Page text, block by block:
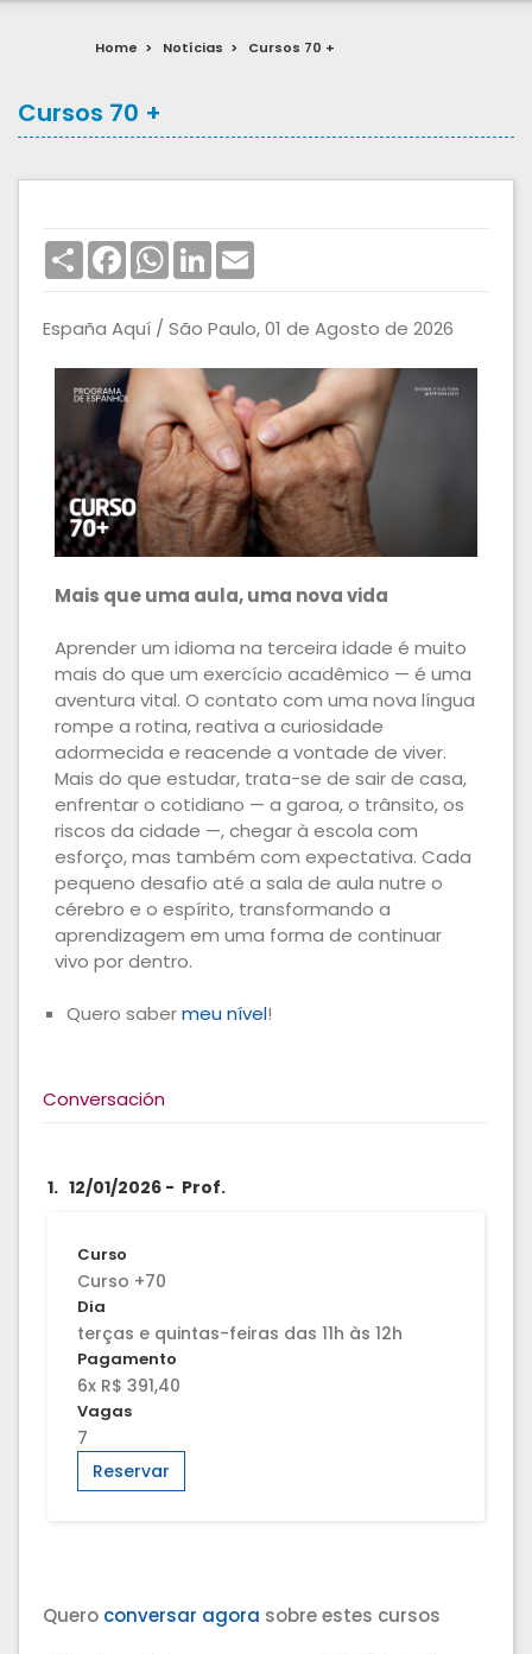
Home > Notícias > Cursos 70 +
Cursos 70 +
ShareFacebookWhatsApp
LinkedIn
España Aquí / São Paulo, 01 de Agosto de 2026
Mais que uma aula, uma nova vida
Aprender um idioma na terceira idade é muito
mais do que um exercício acadêmico — é uma
aventura vital. O contato com uma nova língua
rompe a rotina, reativa a curiosidade
adormecida e reacende a vontade de viver.
Mais do que estudar, trata-se de sair de casa,
enfrentar o cotidiano — a garoa, o trânsito, os
riscos da cidade —, chegar à escola com
esforço, mas também com expectativa. Cada
pequeno desafio até a sala de aula nutre o
cérebro e o espírito, transformando a
aprendizagem em uma forma de continuar
vivo por dentro.
Quero sabermeu nível!
Conversación
1. 12/01/2026 - Prof.
Curso
Curso +70
Dia
terças e quintas-feiras das 11h às 12h
Pagamento
6x R$ 391,40
Vagas
7
Reservar
Quero conversar agora sobre estes cursos